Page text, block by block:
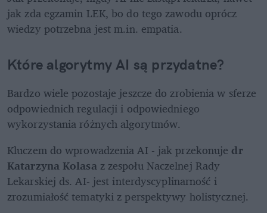
jak zda egzamin LEK, bo do tego zawodu oprócz
wiedzy potrzebna jest m.in. empatia.
Które algorytmy AI są przydatne?
Bardzo wiele pozostaje jeszcze do zrobienia w sferze
odpowiednich regulacji i odpowiedniego
wykorzystania różnych algorytmów.
Kluczem do wprowadzenia AI - jak przekonuje dr
Katarzyna Kolasa z zespołu Naczelnej Rady
Lekarskiej ds. AI- jest interdyscyplinarność i
zrozumiałość tematyki z perspektywy holistycznej.